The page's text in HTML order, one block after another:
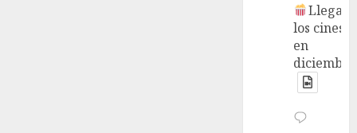
Llega a
los cines
en